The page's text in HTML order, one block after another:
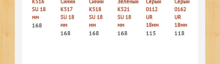
К516
SU 18
мм
168
Синий
К517
SU 18
мм
168
Синий
К518
SU 18
мм
168
Зеленый
К521
SU 18
мм
168
Серый
0112
UR
18мм
115
Серый
0162
UR
18мм
118